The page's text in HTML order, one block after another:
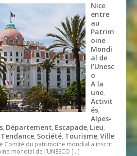
Nice
entre
au
Patrim
oine
Mondi
al de
l’Unesc
o
A la
une,
Activit
és,
Alpes-
, Département, Escapade, Lieu,
, Société, Tourisme,Ville
Comité du patrimoine mondial a inscrit
mondial de l’UNESCO […]